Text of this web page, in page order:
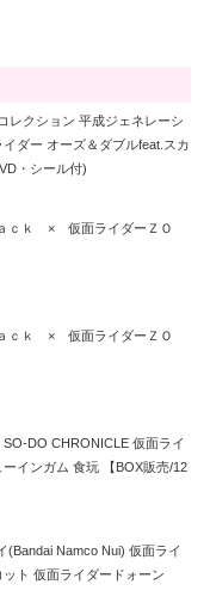
レクション 平成ジェネレーシ
ダー オーズ＆ダブルfeat.スカ
・シール付)
ａｃｋ × 仮面ライダーＺＯ
ａｃｋ × 仮面ライダーＺＯ
SO-DO CHRONICLE 仮面ライ
インガム 食玩 【BOX販売/12
(Bandai Namco Nui) 仮面ライ
ト 仮面ライダードォーン